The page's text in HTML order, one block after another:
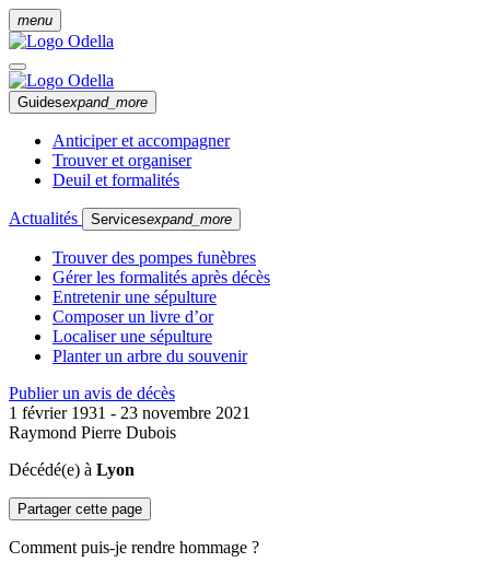
menu
Guidesexpand_more
Anticiper et accompagner
Trouver et organiser
Deuil et formalités
Actualités Servicesexpand_more
Trouver des pompes funèbres
Gérer les formalités après décès
Entretenir une sépulture
Composer un livre d’or
Localiser une sépulture
Planter un arbre du souvenir
Publier un avis de décès
1 février 1931 - 23 novembre 2021
Raymond Pierre Dubois
Décédé(e) à Lyon
Partager cette page
Comment puis-je rendre hommage ?